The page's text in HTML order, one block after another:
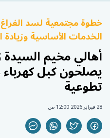
خطوة مجتمعية لسد
الخدمات الأساسية وزيادة
أهالي مخيم
يصلحون كبل كهرباء
تطوعية
28 فبراير 2026 12:00 ص